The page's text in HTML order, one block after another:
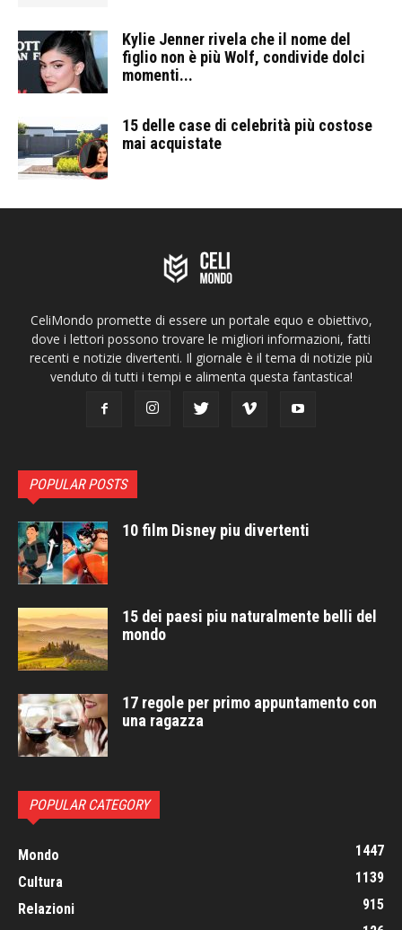
Kylie Jenner rivela che il nome del
figlio non è più Wolf, condivide dolci
momenti...
15 delle case di celebrità più costose
mai acquistate
CeliMondo promette di essere un portale equo e obiettivo,
dove i lettori possono trovare le migliori informazioni, fatti
recenti e notizie divertenti. Il giornale è il tema di notizie più
venduto di tutti i tempi e alimenta questa fantastica!
POPULAR POSTS
10 film Disney piu divertenti
15 dei paesi piu naturalmente belli del
mondo
17 regole per primo appuntamento con
una ragazza
POPULAR CATEGORY
Mondo
1447
Cultura
1139
Relazioni
915